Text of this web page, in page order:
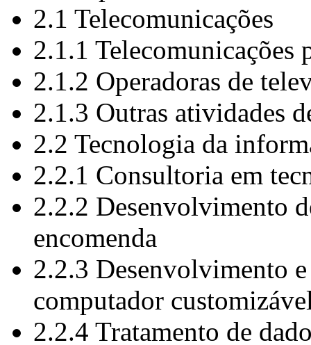
2.1 Telecomunicações
2.1.1
2.1.2 Operadoras de
2.1.3 Outras atividades
2.2 Tecnologia da
2.2.1 Consultoria em
2.2.2 Desenvolvimento
encomenda
2.2.3 Desenvolvimento
computador
2.2.4 Tratamento de